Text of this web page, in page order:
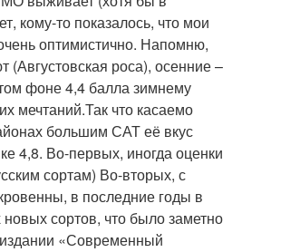
кому-то показалось, что мои
оптимистично. Напомню,
(Августовская роса), осенние –
фоне 4,4 балла зимнему
мечтаний.Так что касаемо
большим САТ её вкус
4,8. Во-первых, иногда оценки
сортам) Во-вторых, с
в последние годы в
сортов, что было заметно
«Современный